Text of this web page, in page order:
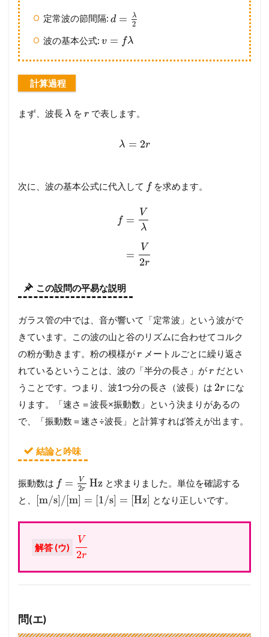
定常波の節間隔: d = λ
2
波の基本公式: v = fλ
計算過程
まず、波長 λ をr で表します。
λ = 2r
次に、波の基本公式に代入して f を求めます。
f =
V
λ
=
V
2r
この設問の平易な説明
ガラス管の中では、音が響いて「定常波」という波がで
きています。この波の山と谷のリズムに合わせてコルク
の粉が動きます。粉の模様がr メートルごとに繰り返さ
れているということは、波の「半分の長さ」がr だとい
うことです。つまり、波1つ分の長さ（波長）は 2r にな
ります。「速さ＝波長×振動数」という決まりがあるの
で、「振動数＝速さ÷波長」と計算すれば答えが出ます。
結論と吟味
振動数は f = V
2r Hz と求まりました。単位を確認する
と、
m/s / m = 1/s = Hz となり正しいです。
解答 (ウ)
V
2r
問(エ)